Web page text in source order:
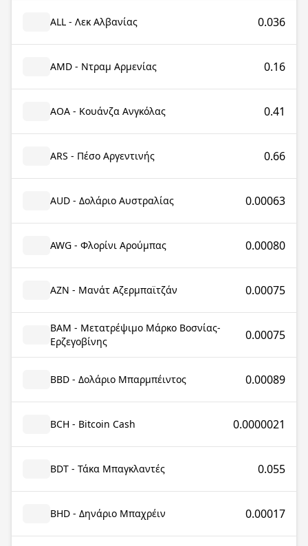
ALL - Λεκ Αλβανίας 0.036
AMD - Ντραμ Αρμενίας 0.16
AOA - Κουάνζα Ανγκόλας 0.41
ARS - Πέσο Αργεντινής 0.66
AUD - Δολάριο Αυστραλίας 0.00063
AWG - Φλορίνι Αρούμπας 0.00080
AZN - Μανάτ Αζερμπαϊτζάν 0.00075
BAM - Μετατρέψιμο Μάρκο Βοσνίας-
Ερζεγοβίνης
0.00075
BBD - Δολάριο Μπαρμπέιντος 0.00089
BCH - Bitcoin Cash 0.0000021
BDT - Τάκα Μπαγκλαντές 0.055
BHD - Δηνάριο Μπαχρέιν 0.00017